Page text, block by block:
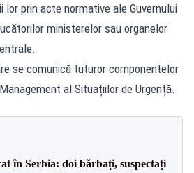
lor prin acte normative ale Guvernului
ministerelor sau organelor
se comunică tuturor componentelor
al Situațiilor de Urgență.
în Serbia: doi bărbați, suspectați